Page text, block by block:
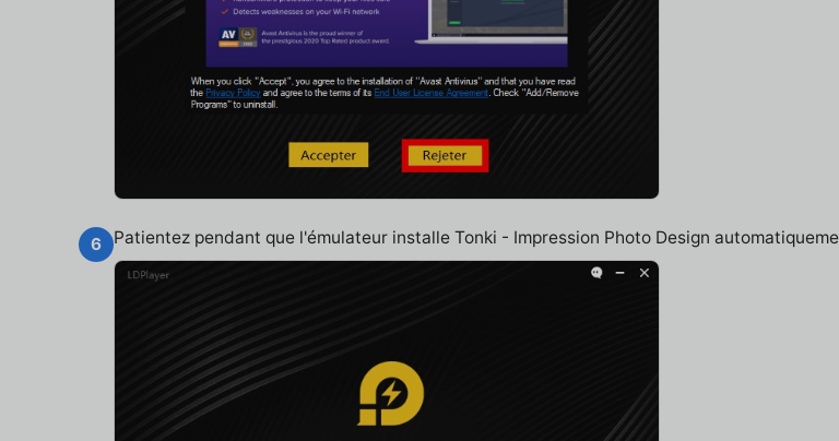
6 Patientez pendant que l'émulateur installe Tonki - Impression Photo Design